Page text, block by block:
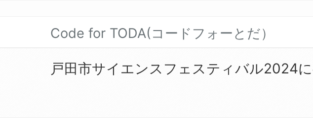
Code for TODA(コードフォーとだ）
戸田市サイエンスフェスティバル2024に